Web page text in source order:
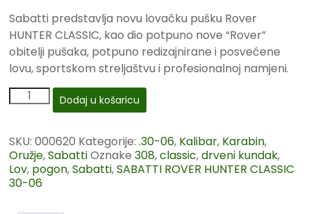
Sabatti predstavlja novu lovačku pušku Rover
HUNTER CLASSIC, kao dio potpuno nove “Rover”
obitelji pušaka, potpuno redizajnirane i posvećene
lovu, sportskom streljaštvu i profesionalnoj namjeni.
Dodaj u košaricu
SKU:000620 Kategorije:.30-06, Kalibar, Karabin,
Oružje,SabattiOznake308,classic,drveni kundak,
Lov, pogon,Sabatti,SABATTI ROVER HUNTER CLASSIC
30-06